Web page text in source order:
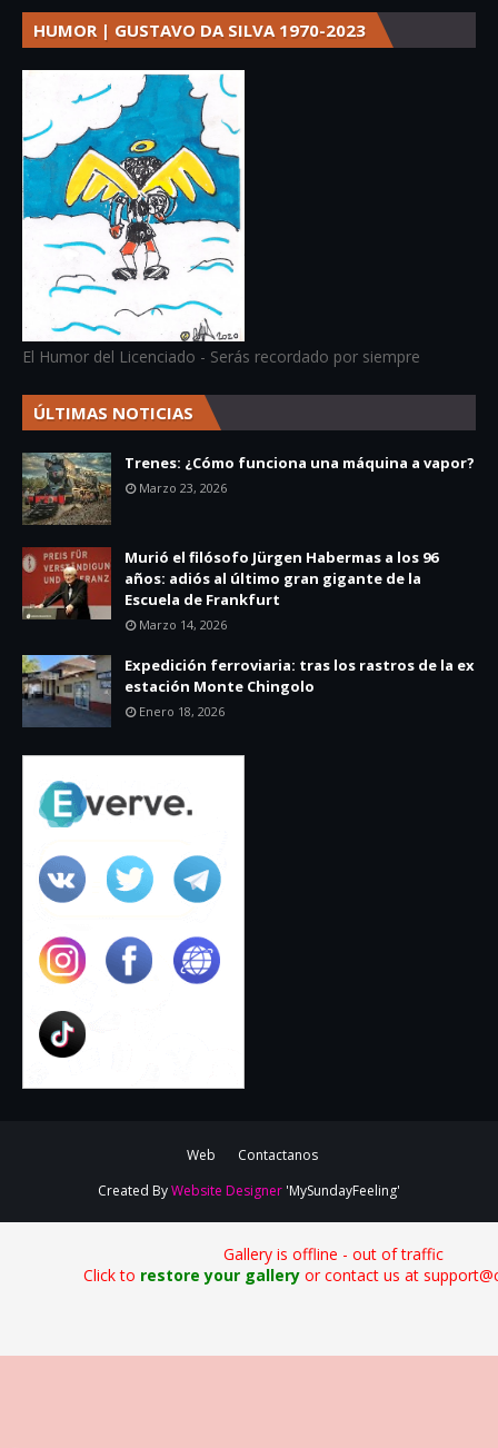
HUMOR | GUSTAVO DA SILVA 1970-2023
El Humor del Licenciado - Serás recordado por siempre
ÚLTIMAS NOTICIAS
Trenes: ¿Cómo funciona una máquina a vapor?
Marzo 23, 2026
Murió el filósofo Jürgen Habermas a los 96
años: adiós al último gran gigante de la
Escuela de Frankfurt
Marzo 14, 2026
Expedición ferroviaria: tras los rastros de la ex
estación Monte Chingolo
Enero 18, 2026
Web
Contactanos
Created ByWebsite Designer 'MySundayFeeling'
Gallery is offline - out of traffic
Click to restore your galleryor contact us at